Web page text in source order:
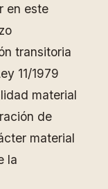
en este
transitoria
11/1979
material
de
material
la